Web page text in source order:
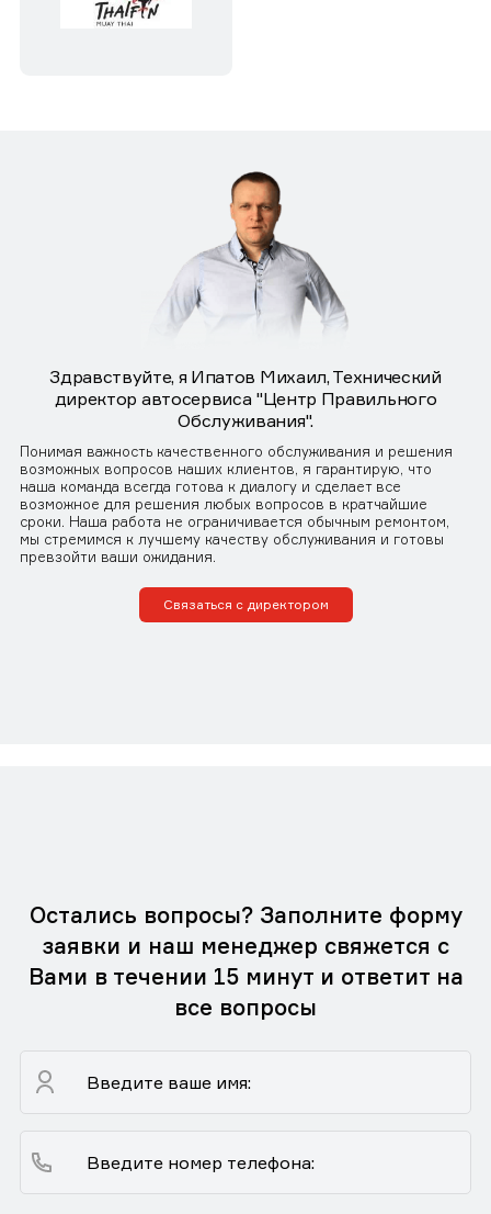
Здравствуйте, я Ипатов Михаил, Технический
директор автосервиса "Центр Правильного
Обслуживания".
Понимая важность качественного обслуживания и решения
возможных вопросов наших клиентов, я гарантирую, что
наша команда всегда готова к диалогу и сделает все
возможное для решения любых вопросов в кратчайшие
сроки. Наша работа не ограничивается обычным ремонтом,
мы стремимся к лучшему качеству обслуживания и готовы
превзойти ваши ожидания.
Связаться с директором
Остались вопросы? Заполните форму
заявки и наш менеджер свяжется с
Вами в течении 15 минут и ответит на
все вопросы